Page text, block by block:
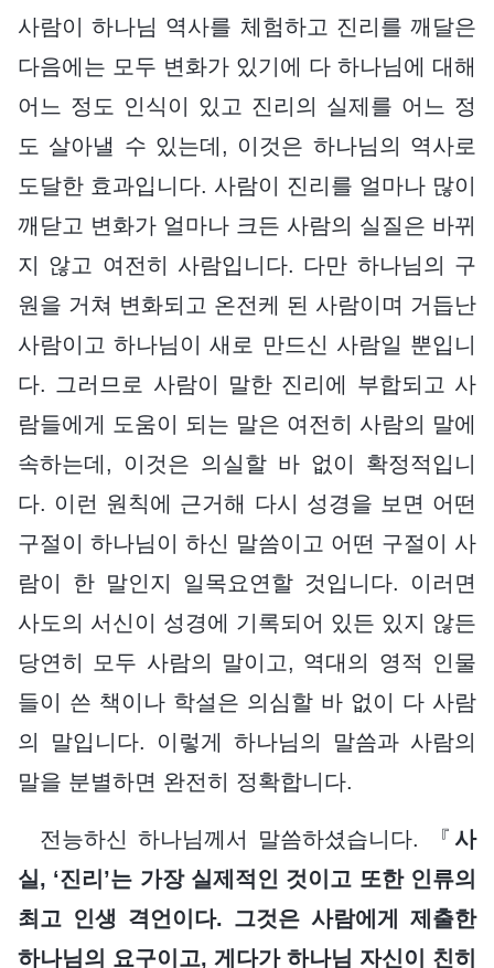
사람이 하나님 역사를 체험하고 진리를 깨달은
다음에는 모두 변화가 있기에 다 하나님에 대해
어느 정도 인식이 있고 진리의 실제를 어느 정
도 살아낼 수 있는데, 이것은 하나님의 역사로
도달한 효과입니다. 사람이 진리를 얼마나 많이
깨닫고 변화가 얼마나 크든 사람의 실질은 바뀌
지 않고 여전히 사람입니다. 다만 하나님의 구
원을 거쳐 변화되고 온전케 된 사람이며 거듭난
사람이고 하나님이 새로 만드신 사람일 뿐입니
다. 그러므로 사람이 말한 진리에 부합되고 사
람들에게 도움이 되는 말은 여전히 사람의 말에
속하는데, 이것은 의실할 바 없이 확정적입니
다. 이런 원칙에 근거해 다시 성경을 보면 어떤
구절이 하나님이 하신 말씀이고 어떤 구절이 사
람이 한 말인지 일목요연할 것입니다. 이러면
사도의 서신이 성경에 기록되어 있든 있지 않든
당연히 모두 사람의 말이고, 역대의 영적 인물
들이 쓴 책이나 학설은 의심할 바 없이 다 사람
의 말입니다. 이렇게 하나님의 말씀과 사람의
말을 분별하면 완전히 정확합니다.
전능하신 하나님께서 말씀하셨습니다. 『 사
실, ‘진리’는 가장 실제적인 것이고 또한 인류의
최고 인생 격언이다. 그것은 사람에게 제출한
하나님의 요구이고, 게다가 하나님 자신이 친히